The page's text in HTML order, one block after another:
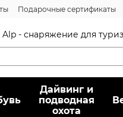
Подарочные сертификаты
- снаряжение для
Дайвинг и
подводная
охота